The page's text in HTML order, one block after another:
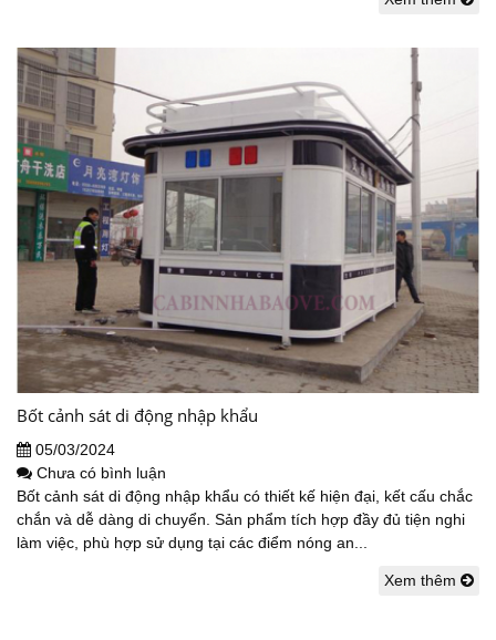
Bốt cảnh sát di động nhập khẩu
05/03/2024
Chưa có bình luận
Bốt cảnh sát di động nhập khẩu có thiết kế hiện đại, kết cấu chắc
chắn và dễ dàng di chuyển. Sản phẩm tích hợp đầy đủ tiện nghi
làm việc, phù hợp sử dụng tại các điểm nóng an...
Xem thêm